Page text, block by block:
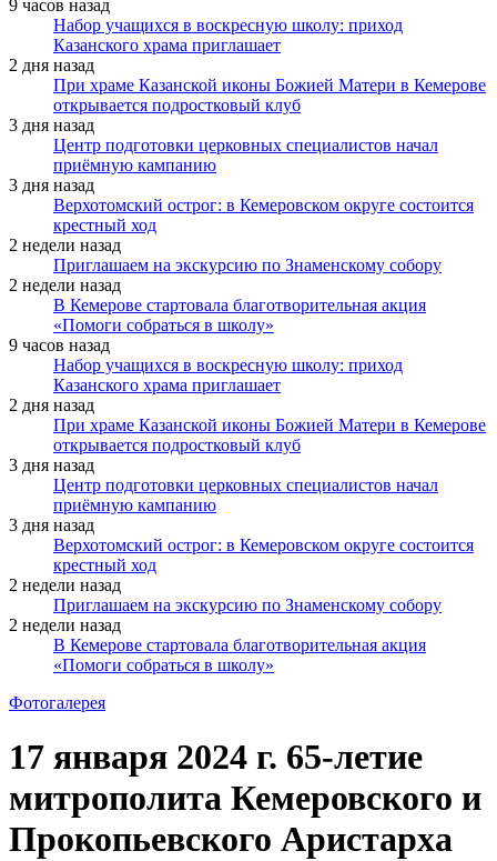
9 часов назад
Набор учащихся в воскресную школу: приход
Казанского храма приглашает
2 дня назад
При храме Казанской иконы Божией Матери в Кемерове
открывается подростковый клуб
3 дня назад
Центр подготовки церковных специалистов начал
приёмную кампанию
3 дня назад
Верхотомский острог: в Кемеровском округе состоится
крестный ход
2 недели назад
Приглашаем на экскурсию по Знаменскому собору
2 недели назад
В Кемерове стартовала благотворительная акция
«Помоги собраться в школу»
9 часов назад
Набор учащихся в воскресную школу: приход
Казанского храма приглашает
2 дня назад
При храме Казанской иконы Божией Матери в Кемерове
открывается подростковый клуб
3 дня назад
Центр подготовки церковных специалистов начал
приёмную кампанию
3 дня назад
Верхотомский острог: в Кемеровском округе состоится
крестный ход
2 недели назад
Приглашаем на экскурсию по Знаменскому собору
2 недели назад
В Кемерове стартовала благотворительная акция
«Помоги собраться в школу»
Фотогалерея
17 января 2024 г. 65-летие
митрополита Кемеровского и
Прокопьевского Аристарха